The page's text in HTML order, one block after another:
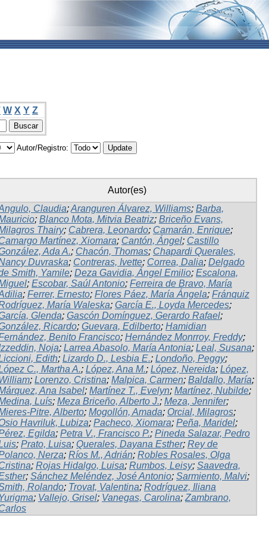
W X Y Z
Autor/Registro:
Autor(es)
Claudia;Aranguren Álvarez, Williams; Barba,
; Blanco Mota, Mitvia Beatriz; Briceño Evans,
Thairy; Cabrera, Leonardo; Camarán, Enrique;
Martínez, Xiomara; Cantón, Ángel; Castillo
Ada A.; Chacón, Thomas; Chapardi Querales,
Duvraska; Contreras, Ivette; Correa, Dalia; Delgado
Smith, Yamile; Deza Gavidia, Ángel Emilio; Escalona,
; Escobar, Saúl Antonio; Ferreira de Bravo, María
; Ferrer, Ernesto; Flores Páez, María Ángela; Fránquiz
María Waleska; García E., Loyda Mercedes;
Glenda; Gascón Domínguez, Gerardo Rafael;
Ricardo; Guevara, Edilberto; Hamidian
Benito Francisco; Hernández Monrroy, Freddy;
Noja; Larrea Abasolo, María Antonia; Leal, Susana;
Edith; Lizardo D., Lesbia E.; Londoño, Peggy;
C., Martha A.; López, Ana M.; López, Nereida; López,
; Lorenzo, Cristina; Malpica, Carmen; Baldallo, María;
Ana Isabel; Martínez T., Evelyn; Martínez, Nubilde;
Luís; Meza Briceño, Alberto J.; Meza, Jennifer;
Pitre, Alberto; Mogollón, Amada; Orcial, Milagros;
Havriluk, Lubiza; Pacheco, Xiomara; Peña, Maridel;
Egilda; Petra V., Francisco P.; Pineda Salazar, Pedro
; Prato, Luisa; Querales, Dayana Esther; Rey de
Nerza; Ríos M., Adrián; Robles Rosales, Olga
; Rojas Hidalgo, Luisa; Rumbos, Leisy; Saavedra,
; Sánchez Meléndez, José Antonio; Sarmiento, Malvi;
Rolando; Trovat, Valentina; Rodríguez, Iliana
Yurigma; Vallejo, Grisel; Vanegas, Carolina; Zambrano,